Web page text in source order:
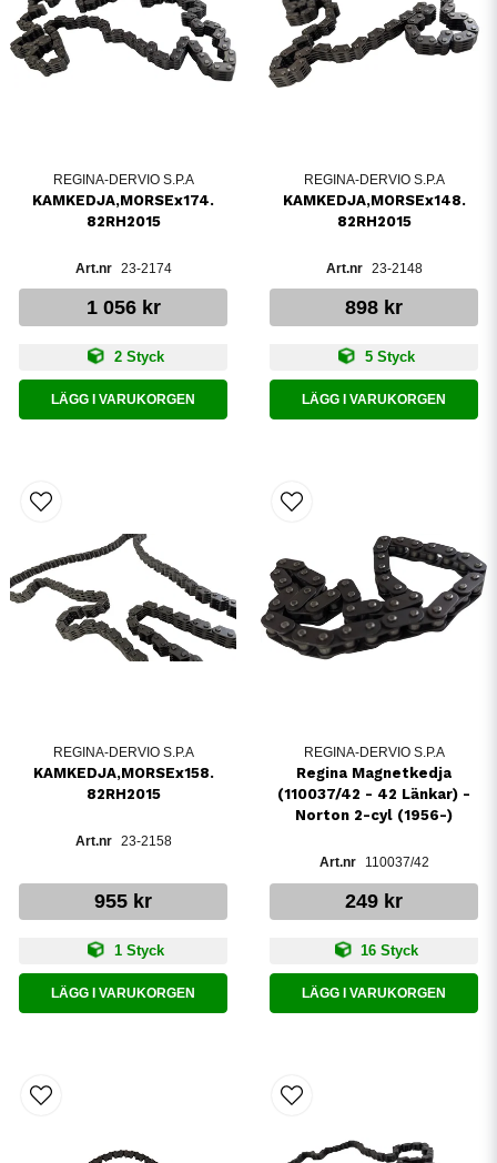
REGINA-DERVIO S.P.A
KAMKEDJA,MORSEx174.
82RH2015
23-2174
1 056 kr
2 Styck
LÄGG I VARUKORGEN
REGINA-DERVIO S.P.A
KAMKEDJA,MORSEx148.
82RH2015
23-2148
898 kr
5 Styck
LÄGG I VARUKORGEN
REGINA-DERVIO S.P.A
KAMKEDJA,MORSEx158.
82RH2015
23-2158
955 kr
1 Styck
LÄGG I VARUKORGEN
REGINA-DERVIO S.P.A
Regina Magnetkedja
(110037/42 - 42 Länkar) -
Norton 2-cyl (1956-)
110037/42
249 kr
16 Styck
LÄGG I VARUKORGEN